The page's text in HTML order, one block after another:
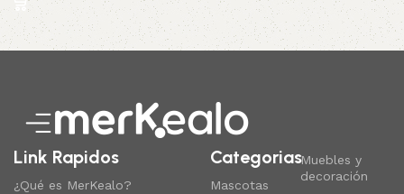
Link Rapidos
¿Qué es MerKealo?
Categorias
Mascotas
Muebles y
decoración